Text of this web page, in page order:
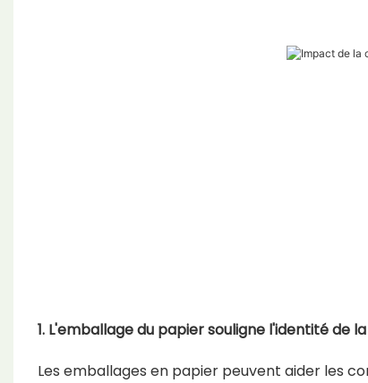
1. L'emballage du papier souligne l'identité de
Les emballages en papier peuvent aider les